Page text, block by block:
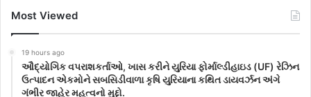
Most Viewed
19 hours ago
ઔદ્યોગિક વપરાશકર્તાઓ, ખાસ કરીને યુરિયા ફોર્માલ્ડીહાઇડ (UF) રેઝિન
ઉત્પાદન એકમોને સબસિડીવાળા કૃષિ યુરિયાના કથિત ડાયવર્ઝન અંગે
ગંભીર જાહેર મહત્વનો મુદ્દો.